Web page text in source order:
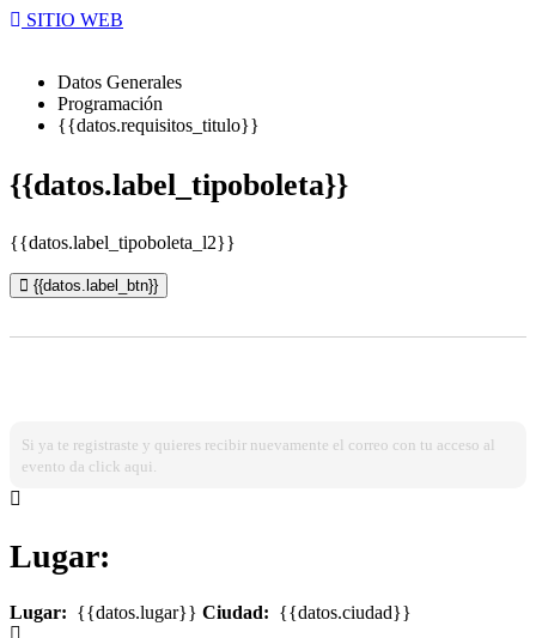
SITIO WEB
Datos Generales
Programación
{{datos.requisitos_titulo}}
{{datos.label_tipoboleta}}
{{datos.label_tipoboleta_l2}}
{{datos.label_btn}}
Si ya te registraste y quieres recibir nuevamente el correo con tu acceso al
evento da click aqui.
Lugar:
Lugar: {{datos.lugar}} Ciudad: {{datos.ciudad}}